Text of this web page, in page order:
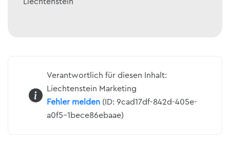
Verantwortlich für diesen Inhalt:
Liechtenstein Marketing
Fehler melden (ID: 9cad17df-842d-405e-
a0f5-1bece86ebaae)